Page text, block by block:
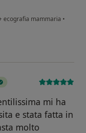
ecografia mammaria •
mi ha
e stata fatta in
molto